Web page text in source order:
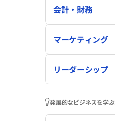
会計・財務
マーケティング
リーダーシップ
発展的なビジネスを学ぶ